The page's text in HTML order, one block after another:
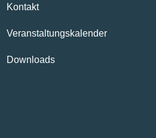
Kontakt
Veranstaltungskalender
Downloads